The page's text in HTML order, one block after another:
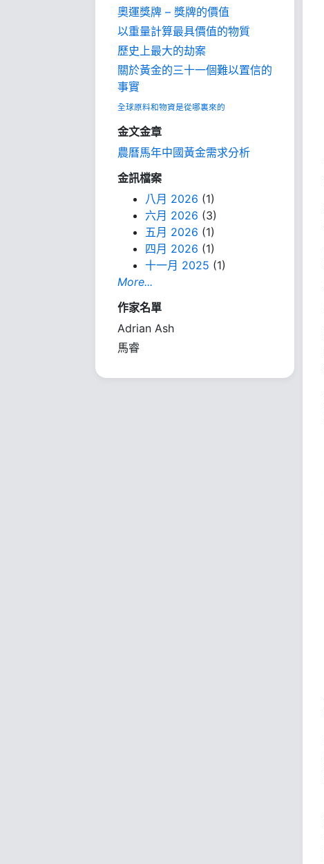
奧運獎牌 – 獎牌的價值
以重量計算最具價值的物質
歷史上最大的劫案
關於黃金的三十一個難以置信的
事實
全球原料和物資是從哪裏來的
金文金章
農曆馬年中國黃金需求分析
金訊檔案
八月 2026 (1)
六月 2026 (3)
五月 2026 (1)
四月 2026 (1)
十一月 2025 (1)
More...
作家名單
Adrian Ash
馬睿